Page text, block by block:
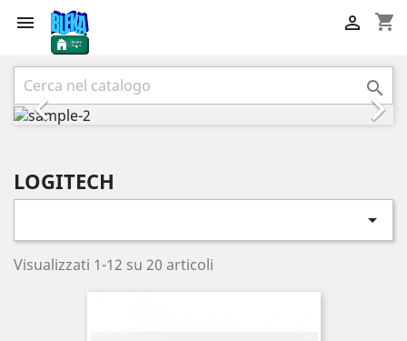
 shopping_cart



Precedente

LOGITECH

Visualizzati 1-12 su 20 articoli